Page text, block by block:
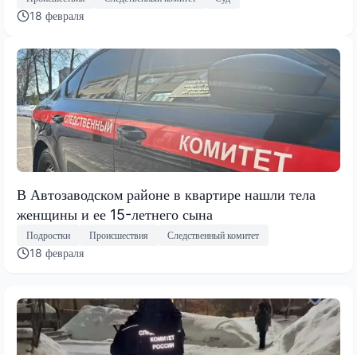
18 февраля
В Автозаводском районе в квартире нашли тела
женщины и ее 15-летнего сына
Подростки Происшествия Следственный комитет
18 февраля